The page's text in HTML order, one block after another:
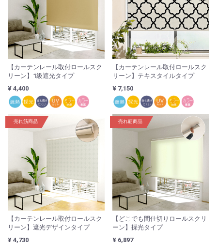
【カーテンレール取付ロールスク
リーン】1級遮光タイプ
¥ 4,400
【カーテンレール取付ロールスク
リーン】テキスタイルタイプ
¥ 7,150
売れ筋商品
【カーテンレール取付ロールスク
リーン】遮光デザインタイプ
¥ 4,730
売れ筋商品
【どこでも間仕切りロールスクリ
ーン】採光タイプ
¥ 6,897